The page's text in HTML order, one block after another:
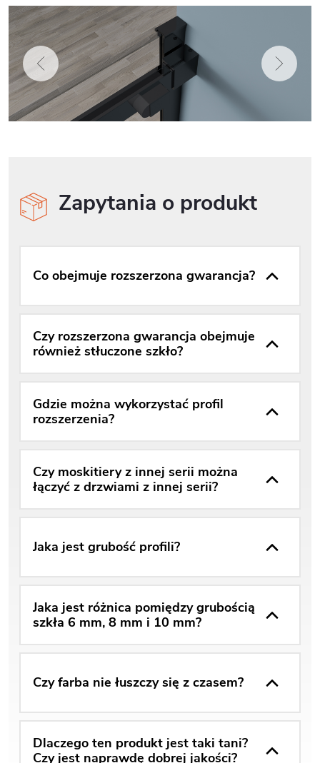
Zapytania o produkt
Co obejmuje rozszerzona gwarancja?
Czy rozszerzona gwarancja obejmuje
również stłuczone szkło?
Gdzie można wykorzystać profil
rozszerzenia?
Czy moskitiery z innej serii można
łączyć z drzwiami z innej serii?
Jaka jest grubość profili?
Jaka jest różnica pomiędzy grubością
szkła 6 mm, 8 mm i 10 mm?
Czy farba nie łuszczy się z czasem?
Dlaczego ten produkt jest taki tani?
Czy jest naprawdę dobrej jakości?